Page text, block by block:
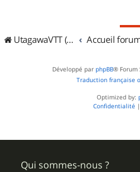
UtagawaVTT (Randos VTT et VTTAE avec traces GPS) Accueil
Développé par phpBB® Forum
Traduction française
Optimized by:
Confidentialité |
Qui sommes-nous ?